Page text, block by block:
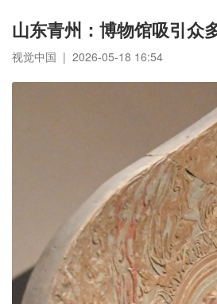
山东青州：博物馆吸引众
视觉中国 | 2026-05-18 16:54